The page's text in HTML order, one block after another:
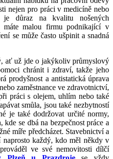
nejen pro práci v medicíně nebo
je důraz na kvalitu nošených
máte malou firmu podnikající v
se může často ušpinit a snadná
ať už jde o jakýkoliv průmyslový
chránit i zdraví, takže jeho
prodyšnost a antistatická úprava
zaměstnance ve zdravotnictví,
práci s olejem, uhlím nebo také
smůla, jsou také nezbytností
je také dodržovat určité normy,
se dbá na bezpečnost práce a
míře předcházet. Stavebnictví a
naprosto každý, kdo měl někdy v
ve své nemovitosti dílčí